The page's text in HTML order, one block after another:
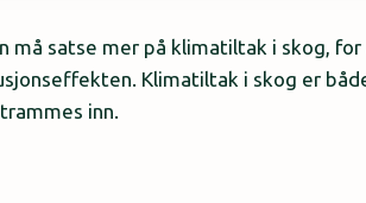
må satse mer på klimatiltak i skog,
Klimatiltak i skog er
inn.